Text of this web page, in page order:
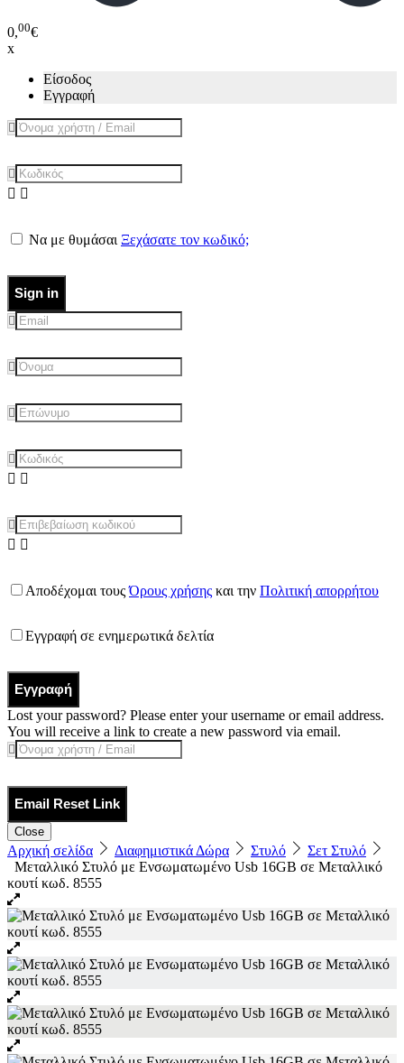
0,00€
x
Είσοδος
Εγγραφή
Να με θυμάσαι Ξεχάσατε τον κωδικό;
Sign in
Αποδέχομαι τουςΌρους χρήσης και την Πολιτική απορρήτου
Εγγραφή σε ενημερωτικά δελτία
Εγγραφή
Lost your password? Please enter your username or email address.
You will receive a link to create a new password via email.
Email Reset Link
Close
Αρχική σελίδα Διαφημιστικά Δώρα Στυλό
Σετ Στυλό
Μεταλλικό Στυλό με Ενσωματωμένο Usb 16GB σε Μεταλλικό
κουτί κωδ. 8555